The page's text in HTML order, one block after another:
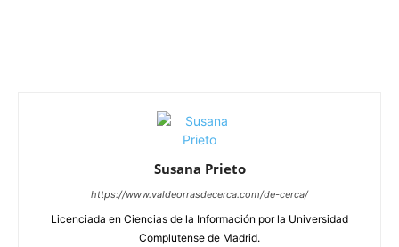
Susana Prieto
https://www.valdeorrasdecerca.com/de-cerca/
Licenciada en Ciencias de la Información por la Universidad
Complutense de Madrid.